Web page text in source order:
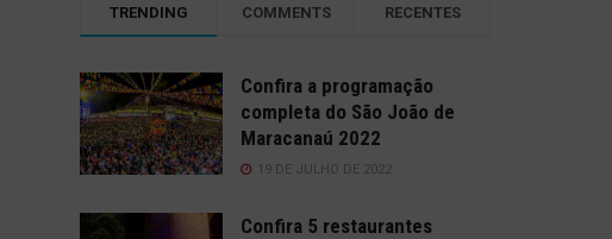
TRENDING COMMENTS RECENTES
Confira a programação
completa do São João de
Maracanaú 2022
19 DE JULHO DE 2022
Confira 5 restaurantes